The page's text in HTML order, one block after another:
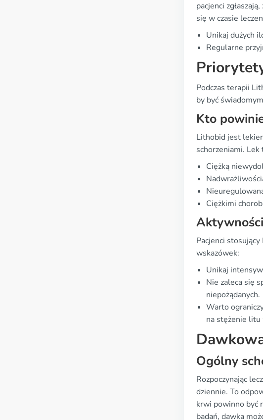
pacjenci
się w czasie
Unikaj dużych
Regularne
Podczas terapii
by być
Kto
Lithobid jest
schorzeniami.
Ciężką
Ciężkimi
Pacjenci
wskazówek:
Unikaj
Nie zaleca się
niepożądanych.
Warto
na stężenie litu
Ogólny
Rozpoczynając
dziennie. To
krwi powinno być
badań, dawka